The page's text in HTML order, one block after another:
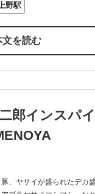
野駅
文を読む
郎インスパ
、ヤサイが盛られたデカ